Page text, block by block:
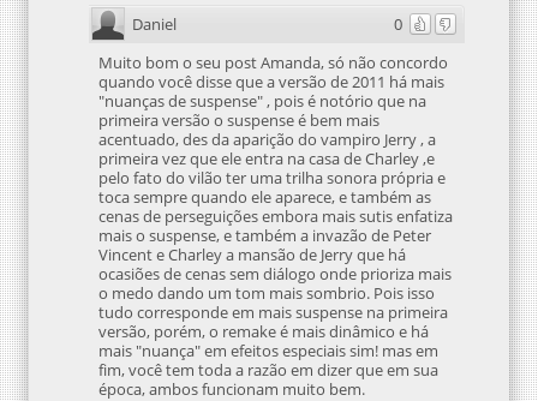
0
Daniel
Muito bom o seu post Amanda, só não concordo
quando você disse que a versão de 2011 há mais
"nuanças de suspense" , pois é notório que na
primeira versão o suspense é bem mais
acentuado, des da aparição do vampiro Jerry , a
primeira vez que ele entra na casa de Charley ,e
pelo fato do vilão ter uma trilha sonora própria e
toca sempre quando ele aparece, e também as
cenas de perseguições embora mais sutis enfatiza
mais o suspense, e também a invazão de Peter
Vincent e Charley a mansão de Jerry que há
ocasiões de cenas sem diálogo onde prioriza mais
o medo dando um tom mais sombrio. Pois isso
tudo corresponde em mais suspense na primeira
versão, porém, o remake é mais dinâmico e há
mais "nuança" em efeitos especiais sim! mas em
fim, você tem toda a razão em dizer que em sua
época, ambos funcionam muito bem.